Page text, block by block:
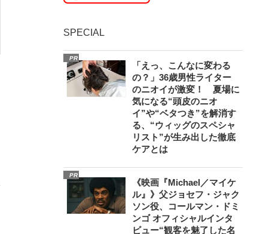
SPECIAL
PR
「えっ、こんなに変わる
の？」36歳男性ライター
のニオイが激変！ 夏場に
気になる“頭皮のニオ
イ”や“ベタつき”を解消す
る、“ウィッグのスペシャ
リスト”が生み出した徹底
ケアとは
PR
《映画『Michael／マイケ
ル』》父ジョセフ・ジャク
ソン役、コールマン・ドミ
ンゴ オフィシャルインタ
ビュー“観客を魅了した名